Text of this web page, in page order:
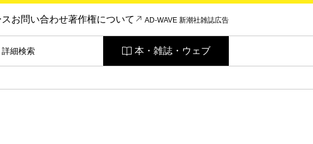
お問い合わせ著作権について AD-WAVE 新潮社雑誌広告
詳細検索 本・雑誌・ウェブ